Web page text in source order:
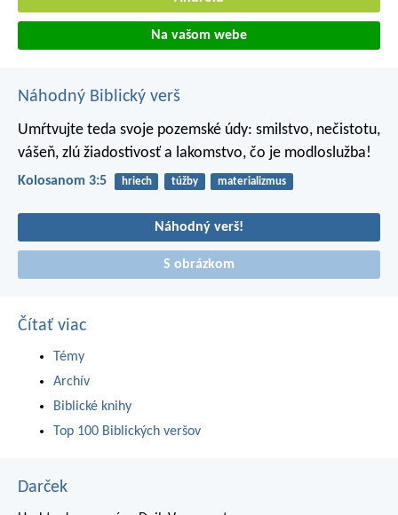
Na vašom webe
Náhodný Biblický verš
Umŕtvujte teda svoje pozemské údy: smilstvo, nečistotu,
vášeň, zlú žiadostivosť a lakomstvo, čo je modloslužba!
Kolosanom 3:5 hriech túžby materializmus
Náhodný verš!
S obrázkom
Čítať viac
Témy
Archív
Biblické knihy
Top 100 Biblických veršov
Darček